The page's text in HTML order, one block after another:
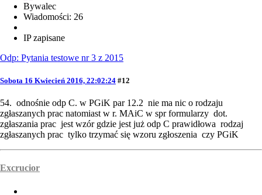
Bywalec
Wiadomości: 26
IP zapisane
Odp: Pytania testowe nr 3 z 2015
Sobota 16 Kwiecień 2016, 22:02:24 #12
54. odnośnie odp C. w PGiK par 12.2 nie ma nic o rodzaju
zgłaszanych prac natomiast w r. MAiC w spr formularzy dot.
zgłaszania prac jest wzór gdzie jest już odp C prawidłowa rodzaj
zgłaszanych prac tylko trzymać się wzoru zgłoszenia czy PGiK
Excrucior